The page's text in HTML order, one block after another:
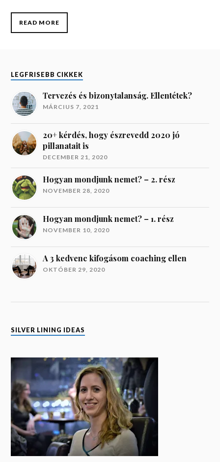
READ MORE
LEGFRISEBB CIKKEK
Tervezés és bizonytalanság. Ellentétek?
MÁRCIUS 7, 2021
20+ kérdés, hogy észrevedd 2020 jó
pillanatait is
DECEMBER 21, 2020
Hogyan mondjunk nemet? – 2. rész
NOVEMBER 28, 2020
Hogyan mondjunk nemet? – 1. rész
NOVEMBER 10, 2020
A 3 kedvenc kifogásom coaching ellen
OKTÓBER 29, 2020
SILVER LINING IDEAS